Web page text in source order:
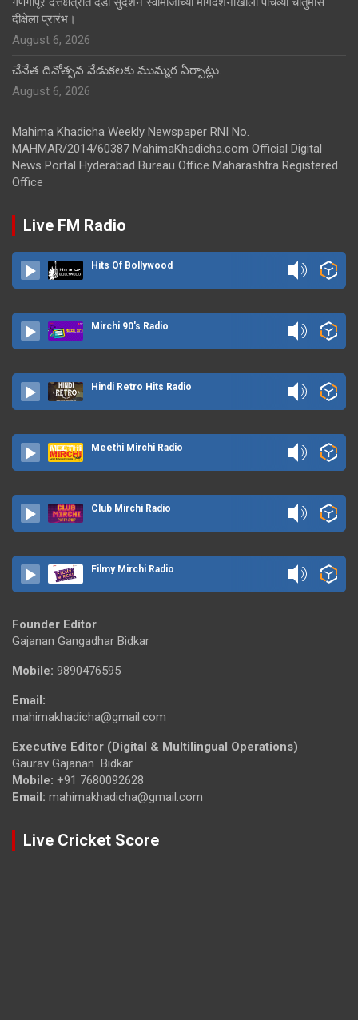
दीक्षेला प्रारंभ।
August 6, 2026
చేనేత దినోత్సవ వేడుకలకు ముమ్మర ఏర్పాట్లు.
August 6, 2026
Mahima Khadicha Weekly Newspaper RNI No.
MAHMAR/2014/60387 MahimaKhadicha.com Official Digital
News Portal Hyderabad Bureau Office Maharashtra Registered
Office
Live FM Radio
Hits Of Bollywood
Mirchi 90's Radio
Hindi Retro Hits Radio
Meethi Mirchi Radio
Club Mirchi Radio
Filmy Mirchi Radio
Founder Editor
Gajanan Gangadhar Bidkar
Mobile: 9890476595
Email:
mahimakhadicha@gmail.com
Executive Editor (Digital & Multilingual Operations)
Gaurav Gajanan Bidkar
Mobile: +91 7680092628
Email: mahimakhadicha@gmail.com
Live Cricket Score